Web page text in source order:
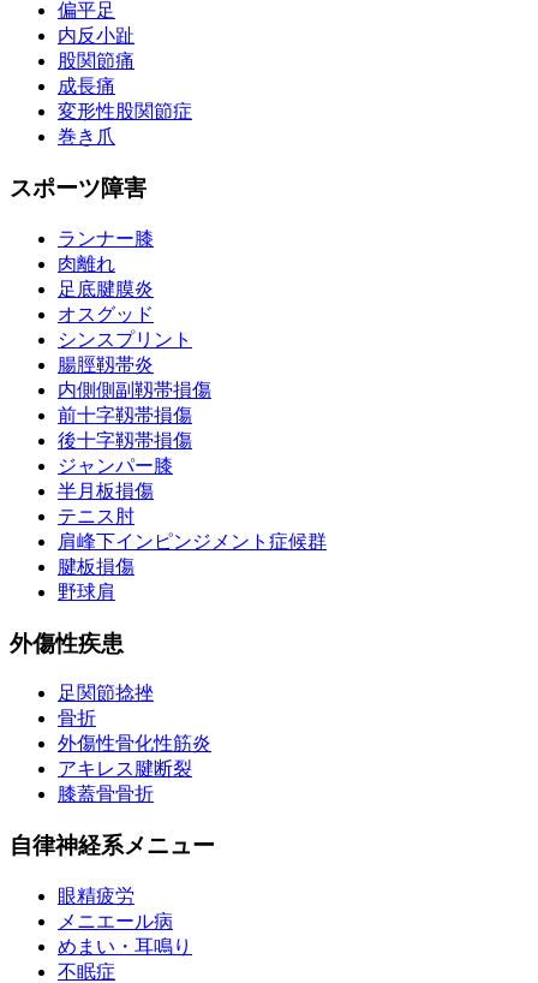
偏平足
内反小趾
股関節痛
成長痛
変形性股関節症
巻き爪
スポーツ障害
ランナー膝
肉離れ
足底腱膜炎
オスグッド
シンスプリント
腸脛靱帯炎
内側側副靱帯損傷
前十字靱帯損傷
後十字靱帯損傷
ジャンパー膝
半月板損傷
テニス肘
肩峰下インピンジメント症候群
腱板損傷
野球肩
外傷性疾患
足関節捻挫
骨折
外傷性骨化性筋炎
アキレス腱断裂
膝蓋骨骨折
自律神経系メニュー
眼精疲労
メニエール病
めまい・耳鳴り
不眠症